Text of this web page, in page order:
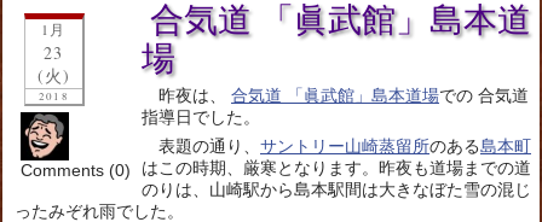
1月
23
(火)
2018
Comments (0)
合気道 「眞武館」島本道
場
昨夜は、 合気道 「眞武館」島本道場での 合気道
指導日でした。
表題の通り、 サントリー山崎蒸留所のある島本町
はこの時期、厳寒となります。昨夜も道場までの道
のりは、山崎駅から島本駅間は大きなぼた雪の混じ
ったみぞれ雨でした。